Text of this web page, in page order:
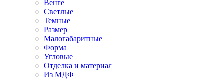
Венге
Светлые
Темные
Размер
Малогабаритные
Форма
Угловые
Отделка и материал
Из МДФ